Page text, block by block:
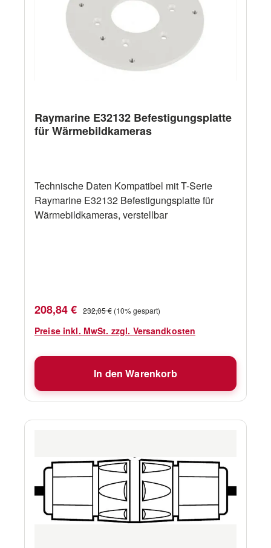
Raymarine E32132 Befestigungsplatte
für Wärmebildkameras
Technische Daten Kompatibel mit T-Serie
Raymarine E32132 Befestigungsplatte für
Wärmebildkameras, verstellbar
Verkaufspreis:
208,84 € Regulärer Preis:
232,05 € (10% gespart)
Preise inkl. MwSt. zzgl. Versandkosten
In den Warenkorb